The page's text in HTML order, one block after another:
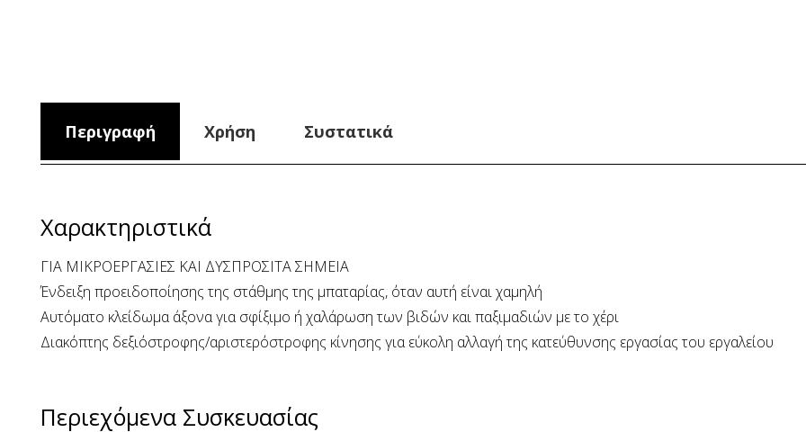
Περιγραφή Χρήση Συστατικά
Χαρακτηριστικά
ΓΙΑ ΜΙΚΡΟΕΡΓΑΣΙΕΣ ΚΑΙ ΔΥΣΠΡΟΣΙΤΑ ΣΗΜΕΙΑ
Ένδειξη προειδοποίησης της στάθμης της μπαταρίας, όταν αυτή είναι χαμηλή
Αυτόματο κλείδωμα άξονα για σφίξιμο ή χαλάρωση των βιδών και παξιμαδιών με το χέρι
Διακόπτης δεξιόστροφης/αριστερόστροφης κίνησης για εύκολη αλλαγή της κατεύθυνσης εργασίας του εργαλείου
Περιεχόμενα Συσκευασίας